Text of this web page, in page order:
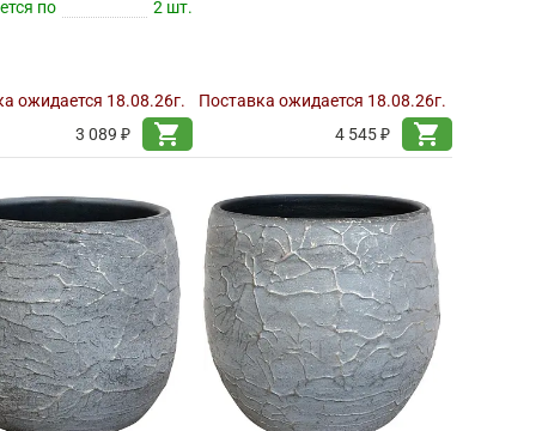
по 2 шт.
ожидается 18.08.26г.
3 089 ₽
shopping_cart
Поставка ожидается 18.08.26г.
4 545 ₽
shopping_cart